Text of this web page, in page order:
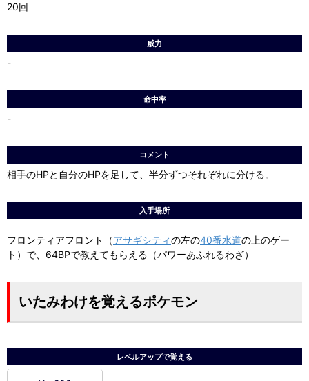
20回
威力
-
命中率
-
コメント
相手のHPと自分のHPを足して、半分ずつそれぞれに分ける。
入手場所
フロンティアフロント（アサギシティの左の40番水道の上のゲー
ト）で、64BPで教えてもらえる（パワーあふれるわざ）
いたみわけを覚えるポケモン
レベルアップで覚える